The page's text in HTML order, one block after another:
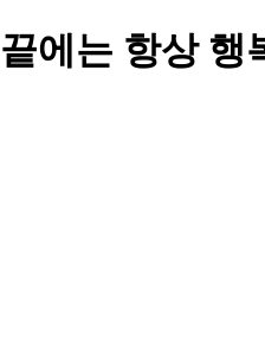
에는 항상 행